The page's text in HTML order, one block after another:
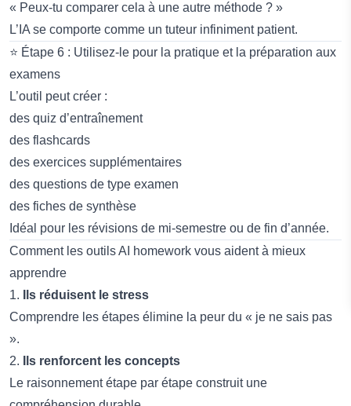
« Peux-tu comparer cela à une autre méthode ? »
L’IA se comporte comme un tuteur infiniment patient.
⭐ Étape 6 : Utilisez-le pour la pratique et la préparation aux
examens
L’outil peut créer :
des quiz d’entraînement
des flashcards
des exercices supplémentaires
des questions de type examen
des fiches de synthèse
Idéal pour les révisions de mi-semestre ou de fin d’année.
Comment les outils AI homework vous aident à mieux
apprendre
1.
Ils réduisent le stress
Comprendre les étapes élimine la peur du « je ne sais pas
».
2.
Ils renforcent les concepts
Le raisonnement étape par étape construit une